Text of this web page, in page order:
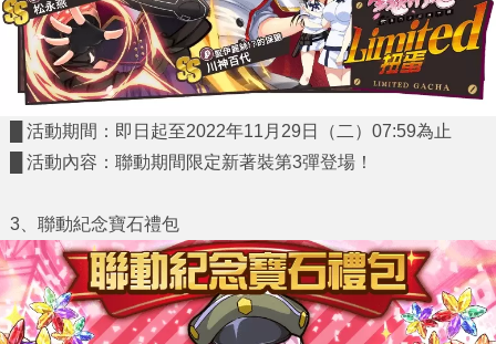
█ 活動期間：即日起至2022年11月29日（二）07:59為止
█ 活動內容：聯動期間限定新著裝第3彈登場！
3、聯動紀念寶石禮包